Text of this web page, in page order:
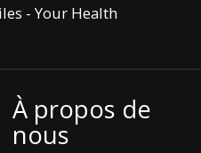
- Your Health
À propos de
nous